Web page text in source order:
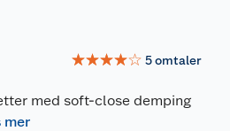
☆☆☆☆☆ 5omtaler
med soft-close demping
mer